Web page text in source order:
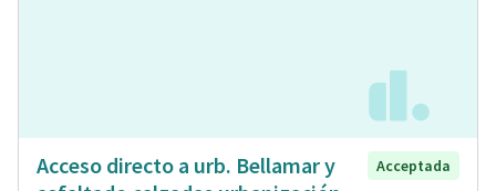
Acceso directo a urb. Bellamar y
Acceptada